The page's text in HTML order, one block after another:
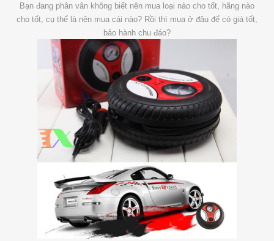
Bạn đang phân vân không biết nên mua loại nào cho tốt, hãng nào
cho tốt, cụ thể là nên mua cái nào? Rồi thì mua ở đâu để có giá tốt,
bảo hành chu đáo?